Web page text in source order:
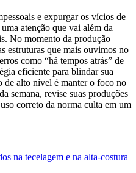
e expurgar os vícios de
atenção que vai além da
No momento da produção
estruturas que mais ouvimos no
como “há tempos atrás” de
eficiente para blindar sua
de alto nível é manter o foco no
semana, revise suas produções
correto da norma culta em um